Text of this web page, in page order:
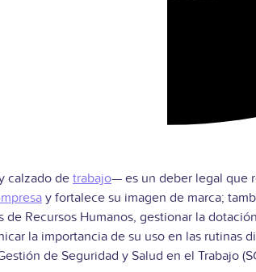
calzado de trabajo— es un deber legal que
y fortalece su imagen de marca;
Recursos Humanos, gestionar la
la importancia de su uso en las
de Seguridad y Salud en el Trabajo